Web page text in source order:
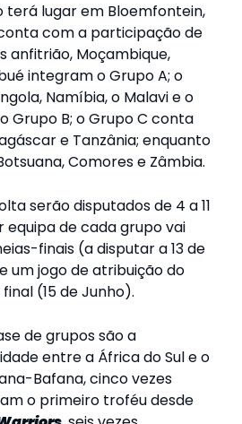
terá lugar em Bloemfontein,
com a participação de
anfitrião, Moçambique,
integram o Grupo A; o
Namíbia, o Malavi e o
Grupo B; o Grupo C conta
e Tanzânia; enquanto
Comores e Zâmbia.
serão disputados de 4 a 11
equipa de cada grupo vai
finais (a disputar a 13 de
um jogo de atribuição do
(15 de Junho).
de grupos são a
entre a África do Sul e o
Bafana, cinco vezes
o primeiro troféu desde